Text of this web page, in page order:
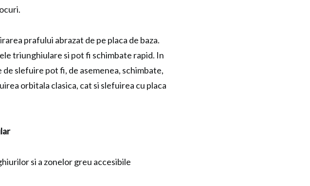
prafului abrazat de pe placa de baza.
triunghiulare si pot fi schimbate rapid. In
slefuire pot fi, de asemenea, schimbate,
orbitala clasica, cat si slefuirea cu placa
si a zonelor greu accesibile